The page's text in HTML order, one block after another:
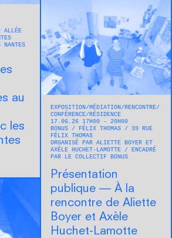
ALLÉE
NANTES
au
les
EXPOSITION MÉDIATION
RENCONTRE/
CONFÉRENCE
RÉSIDENCE
17.06.26 17H00 - 20H00
BONUS
FÉLIX THOMAS
39 RUE
FÉLIX THOMAS
ORGANISÉ PAR ALIETTE BOYER ET
AXÈLE HUCHET-LAMOTTE
ENCADRÉ
PAR LE COLLECTIF BONUS
Présentation
publique — À la
rencontre de Aliette
Boyer et Axèle
Huchet-Lamotte